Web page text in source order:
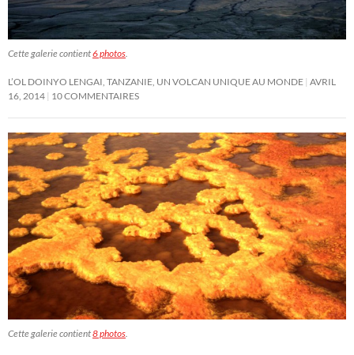
Cette galerie contient6 photos.
L’OL DOINYO LENGAI, TANZANIE, UN VOLCAN UNIQUE AU MONDE AVRIL
16, 2014 10 COMMENTAIRES
Cette galerie contient8 photos.